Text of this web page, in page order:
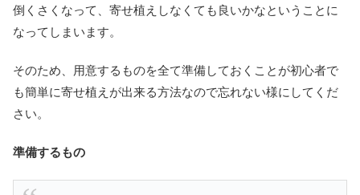
倒くさくなって、寄せ植えしなくても良いかなということに
なってしまいます。
そのため、用意するものを全て準備しておくことが初心者で
も簡単に寄せ植えが出来る方法なので忘れない様にしてくだ
さい。
準備するもの